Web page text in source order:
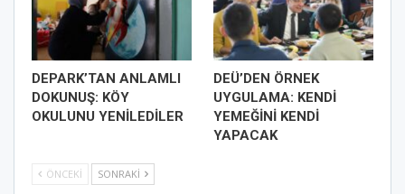
DEPARK’TAN ANLAMLI
DOKUNUŞ: KÖY
OKULUNU YENİLEDİLER
DEÜ’DEN ÖRNEK
UYGULAMA: KENDİ
YEMEĞİNİ KENDİ
YAPACAK
ÖNCEKI SONRAKI